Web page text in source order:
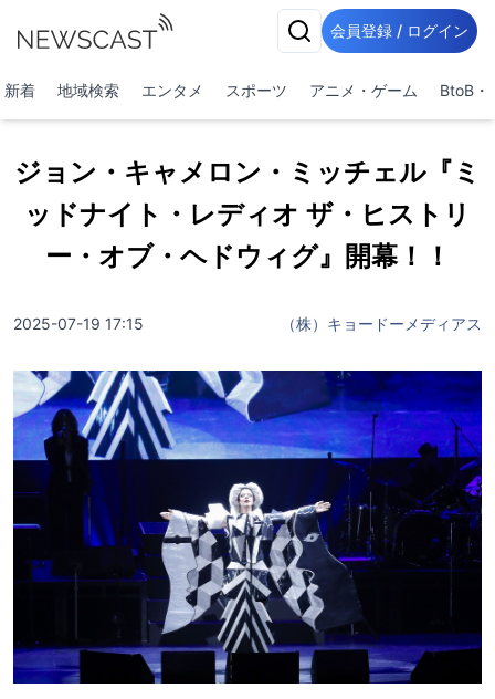
会員登録 / ログイン
新着 地域検索 エンタメ スポーツ アニメ・ゲーム BtoB・
ジョン・キャメロン・ミッチェル『ミ
ッドナイト・レディオ ザ・ヒストリ
ー・オブ・ヘドウィグ』開幕！！
2025-07-19 17:15 （株）キョードーメディアス